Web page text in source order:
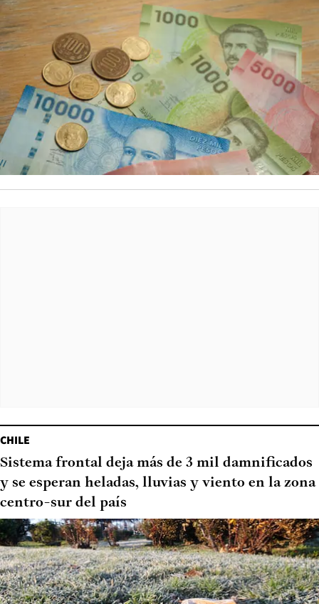
CHILE
Sistema frontal deja más de 3 mil damnificados
y se esperan heladas, lluvias y viento en la zona
centro-sur del país